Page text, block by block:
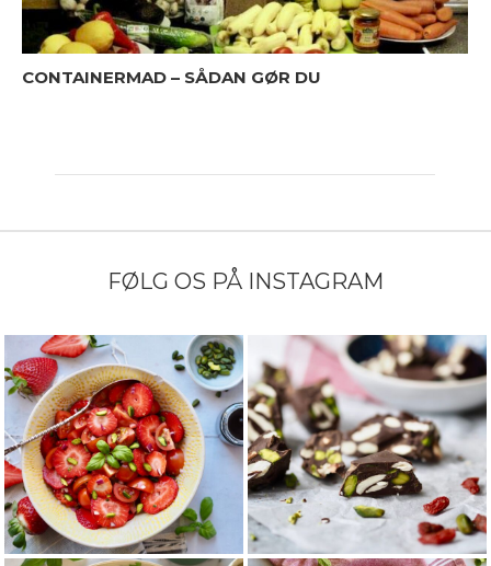
CONTAINERMAD – SÅDAN GØR DU
FØLG OS PÅ INSTAGRAM